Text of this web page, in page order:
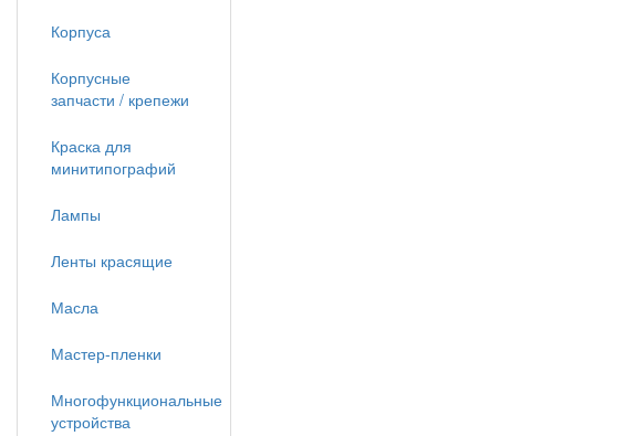
Корпуса
Корпусные
запчасти / крепежи
Краска для
минитипографий
Лампы
Ленты красящие
Масла
Мастер-пленки
Многофункциональные
устройства